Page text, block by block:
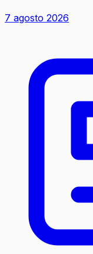
7 agosto 2026